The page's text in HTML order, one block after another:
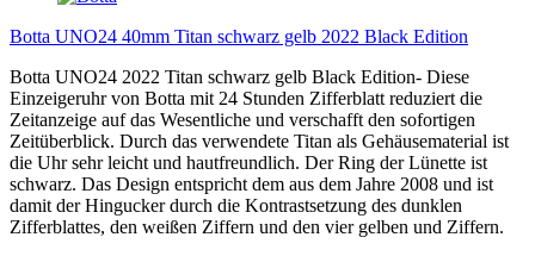
Botta UNO24 40mm Titan schwarz gelb 2022 Black Edition
Botta UNO24 2022 Titan schwarz gelb Black Edition- Diese
Einzeigeruhr von Botta mit 24 Stunden Zifferblatt reduziert die
Zeitanzeige auf das Wesentliche und verschafft den sofortigen
Zeitüberblick. Durch das verwendete Titan als Gehäusematerial ist
die Uhr sehr leicht und hautfreundlich. Der Ring der Lünette ist
schwarz. Das Design entspricht dem aus dem Jahre 2008 und ist
damit der Hingucker durch die Kontrastsetzung des dunklen
Zifferblattes, den weißen Ziffern und den vier gelben und Ziffern.